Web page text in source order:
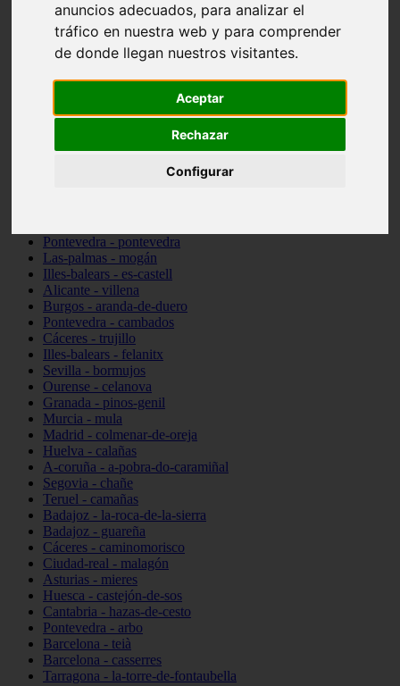
anuncios adecuados, para analizar el
tráfico en nuestra web y para comprender
de donde llegan nuestros visitantes.
Aceptar
Rechazar
Configurar
Almería - roquetas-de-mar
Girona - tossa-de-mar
Barcelona - sant-cugat-del-vallès
Alicante - l39alfàs-del-pi
Barcelona - vilanova-i-la-geltrú
Castellón - peñíscola
Illes-balears - sant-josep-de-sa-talaia
Pontevedra - pontevedra
Las-palmas - mogán
Illes-balears - es-castell
Alicante - villena
Burgos - aranda-de-duero
Pontevedra - cambados
Cáceres - trujillo
Illes-balears - felanitx
Sevilla - bormujos
Ourense - celanova
Granada - pinos-genil
Murcia - mula
Madrid - colmenar-de-oreja
Huelva - calañas
A-coruña - a-pobra-do-caramiñal
Segovia - chañe
Teruel - camañas
Badajoz - la-roca-de-la-sierra
Badajoz - guareña
Cáceres - caminomorisco
Ciudad-real - malagón
Asturias - mieres
Huesca - castejón-de-sos
Cantabria - hazas-de-cesto
Pontevedra - arbo
Barcelona - teià
Barcelona - casserres
Tarragona - la-torre-de-fontaubella